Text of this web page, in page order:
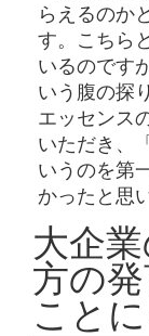
らえるのか
す。こちら
いるのです
いう腹の探
エッセンス
いただき、
いうのを第
かったと思
大企
方の
こと